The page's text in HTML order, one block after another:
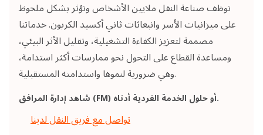
توظف صناعة النقل ملايين الأشخاص وتؤثر بشكل ملحوظ
على ميزانيات الأسر وانبعاثات ثاني أكسيد الكربون. خدماتنا
مصممة لتعزيز الكفاءة التشغيلية، وتقليل الأثر البيئي،
ومساعدة القطاع على التحول نحو ممارسات أكثر استدامة،
وهي ضرورية لنموها واستدامته المستقبلية.
شاهد إدارة المرافق (FM) أو حلول الخدمة الفردية أدناه.
تواصل مع فريق النقل لدينا